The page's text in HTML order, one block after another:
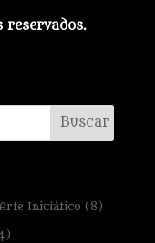
reservados.
Arte Iniciático (8)